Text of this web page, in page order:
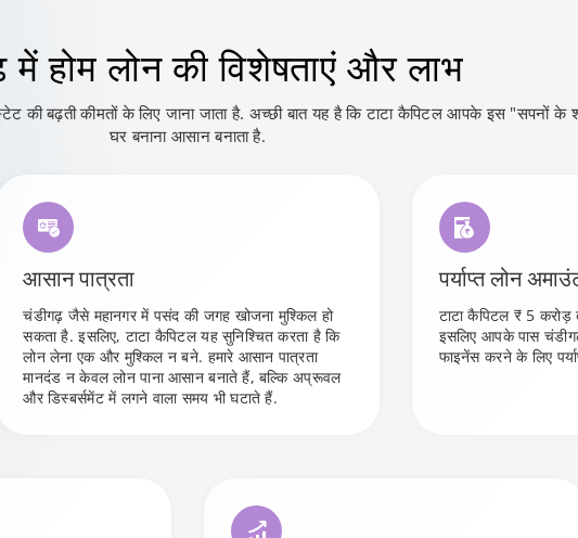
मेंहोम लोन की विशेषताएं और लाभ
की बढ़ती कीमतों के लिए जाना जाता है. अच्छी बात यह है कि टाटा कैपिटल आपके इस "सपनों
घर बनाना आसान बनाता है.
आसान पात्रता
चंडीगढ़ जैसे महानगर में पसंद की जगह खोजना मुश्किल हो
सकता है. इसलिए, टाटा कैपिटल यह सुनिश्चित करता है कि
लोन लेना एक और मुश्किल न बने. हमारे आसान पात्रता
मानदंड न केवल लोन पाना आसान बनाते हैं, बल्कि अप्रूवल
और डिस्बर्समेंट में लगने वाला समय भी घटाते हैं.
पर्याप्त लोन
टाटा कैपिटल ₹ 5 करोड़
इसलिए आपके पास
फाइनेंस करने के लिए